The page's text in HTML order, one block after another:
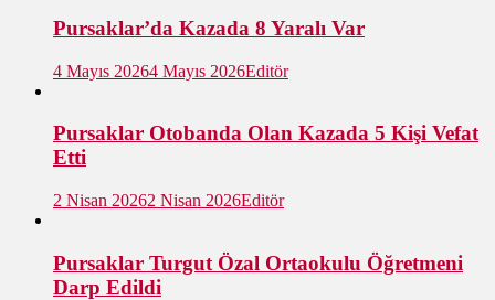
Pursaklar’da Kazada 8 Yaralı Var
4 Mayıs 20264 Mayıs 2026Editör
Pursaklar Otobanda Olan Kazada 5 Kişi Vefat
Etti
2 Nisan 20262 Nisan 2026Editör
Pursaklar Turgut Özal Ortaokulu Öğretmeni
Darp Edildi